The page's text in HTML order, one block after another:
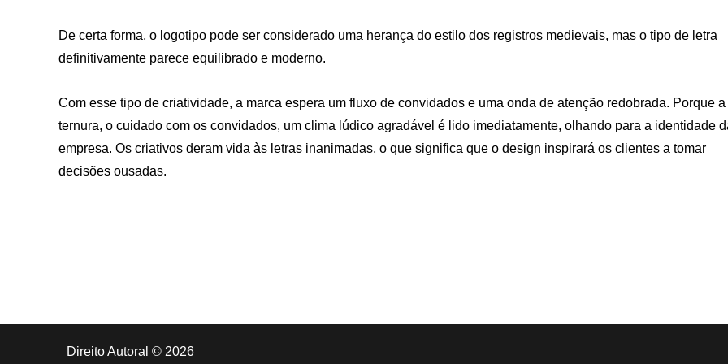
De certa forma, o logotipo pode ser considerado uma herança do estilo dos registros medievais, mas o tipo de letra
definitivamente parece equilibrado e moderno.
Com esse tipo de criatividade, a marca espera um fluxo de convidados e uma onda de atenção redobrada. Porque a
ternura, o cuidado com os convidados, um clima lúdico agradável é lido imediatamente, olhando para a identidade
empresa. Os criativos deram vida às letras inanimadas, o que significa que o design inspirará os clientes a tomar
decisões ousadas.
Direito Autoral © 2026